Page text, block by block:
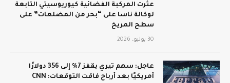
عثرت المركبة الفضائية كيوريوسيتي التابعة
لوكالة ناسا على “بحر من المضلعات” على
سطح المريخ
30 يوليو، 2026
عاجل: سهم تيري يقفز 7% إلى 356 دولارًا
أمريكيًا بعد أرباح فاقت التوقعات: CNN